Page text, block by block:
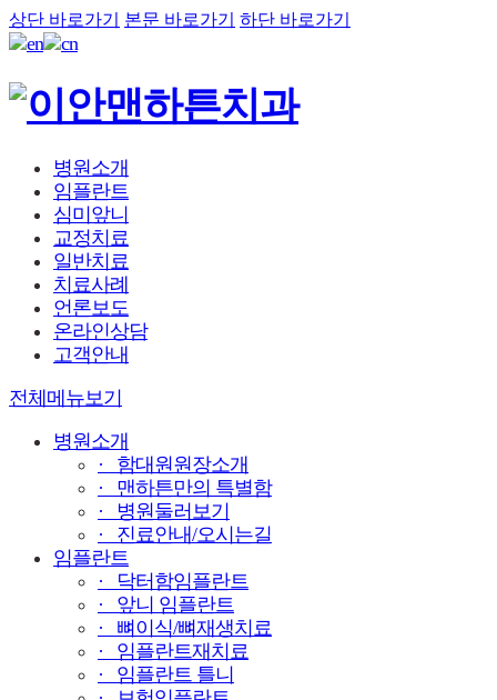
상단 바로가기 본문 바로가기 하단 바로가기
병원소개
임플란트
심미앞니
교정치료
일반치료
치료사례
언론보도
온라인상담
고객안내
전체메뉴보기
병원소개
· 함대원원장소개
· 맨하튼만의 특별함
· 병원둘러보기
· 진료안내/오시는길
임플란트
· 닥터함임플란트
· 앞니 임플란트
· 뼈이식/뼈재생치료
· 임플란트재치료
· 임플란트 틀니